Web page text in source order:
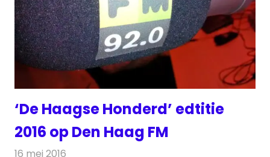
‘De Haagse Honderd’ edtitie
2016 op Den Haag FM
16 mei 2016